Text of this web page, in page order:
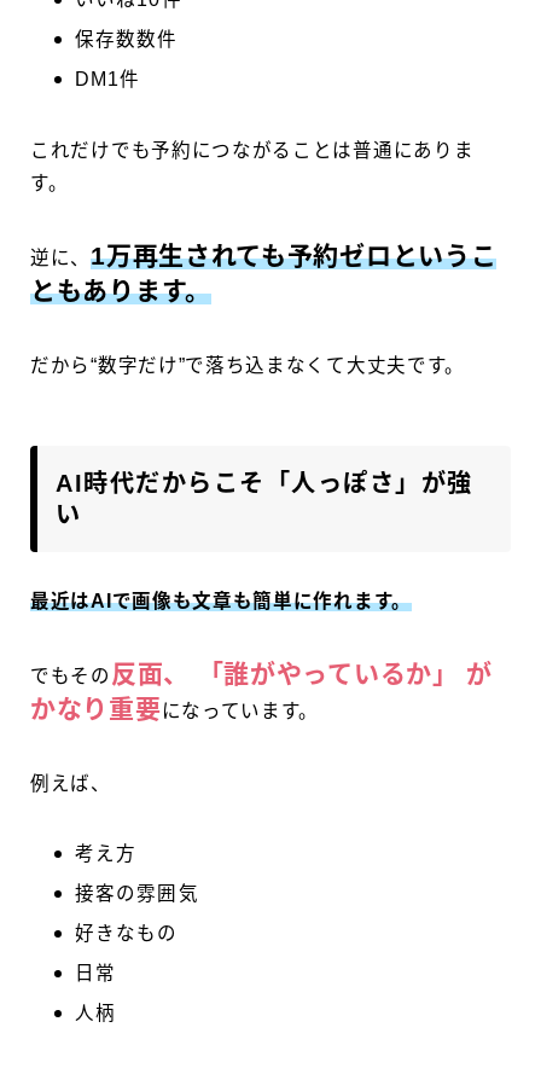
保存数数件
DM1件
これだけでも予約につながることは普通にありま
す。
逆に、1万再生されても予約ゼロというこ
ともあります。
だから“数字だけ”で落ち込まなくて大丈夫です。
AI時代だからこそ「人っぽさ」が強
い
最近はAIで画像も文章も簡単に作れます。
でもその 反面、 「誰がやっているか」 が
かなり重要になっています。
例えば、
考え方
接客の雰囲気
好きなもの
日常
人柄